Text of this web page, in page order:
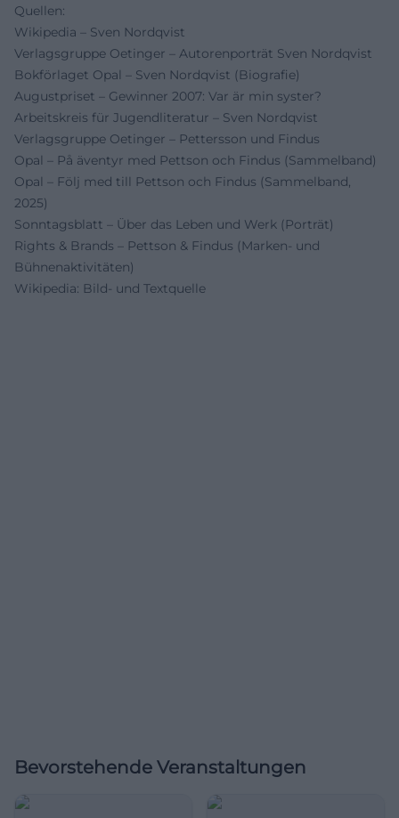
Quellen:
Wikipedia – Sven Nordqvist
Verlagsgruppe Oetinger – Autorenporträt Sven Nordqvist
Bokförlaget Opal – Sven Nordqvist (Biografie)
Augustpriset – Gewinner 2007: Var är min syster?
Arbeitskreis für Jugendliteratur – Sven Nordqvist
Verlagsgruppe Oetinger – Pettersson und Findus
Opal – På äventyr med Pettson och Findus (Sammelband)
Opal – Följ med till Pettson och Findus (Sammelband,
2025)
Sonntagsblatt – Über das Leben und Werk (Porträt)
Rights & Brands – Pettson & Findus (Marken- und
Bühnenaktivitäten)
Wikipedia: Bild- und Textquelle
Bevorstehende Veranstaltungen